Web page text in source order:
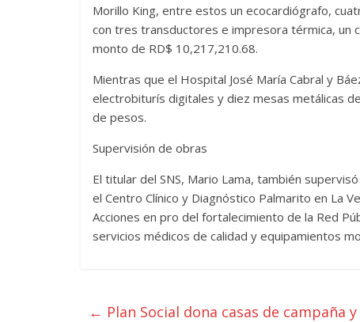
Morillo King, entre estos un ecocardiógrafo,
con tres transductores e impresora térmica, un
monto de RD$ 10,217,210.68.
Mientras que el Hospital José María Cabral y
electrobiturís digitales y diez mesas metálicas
de pesos.
Supervisión de obras
El titular del SNS, Mario Lama, también
el Centro Clínico y Diagnóstico Palmarito en La
Acciones en pro del fortalecimiento de la Red
servicios médicos de calidad y equipamientos
← Plan Social dona casas de